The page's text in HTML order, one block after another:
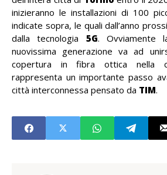
inizieranno le installazioni di 100
indicate sopra, le quali dall’anno
dalla tecnologia 5G. Ovviamente
nuovissima generazione va ad
copertura in fibra ottica nella
rappresenta un importante passo
città interconnessa pensato da TIM.